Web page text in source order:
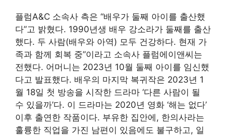
플럼A&C 소속사 측은 “배우가 둘째 아이를 출산했
다”고 밝혔다. 1990년생 배우 강소라가 둘째를 출산
했다. 두 사람(배우와 아역) 모두 건강하다. 현재 가
족과 함께 회복 중”이라고 소속사 플럼에이앤씨는
전했다. 어머니는 2023년 10월 둘째 아이를 임신했
다고 발표했다. 배우의 마지막 복귀작은 2023년 1
월 18일 첫 방송을 시작한 드라마 ‘다른 사람이 될
수 있을까’다. 이 드라마는 2020년 영화 ‘해는 없다’
이후 출연한 작품이다. 부유한 집안에, 한의사라는
훌륭한 직업을 가진 남편이 있음에도 불구하고, 일